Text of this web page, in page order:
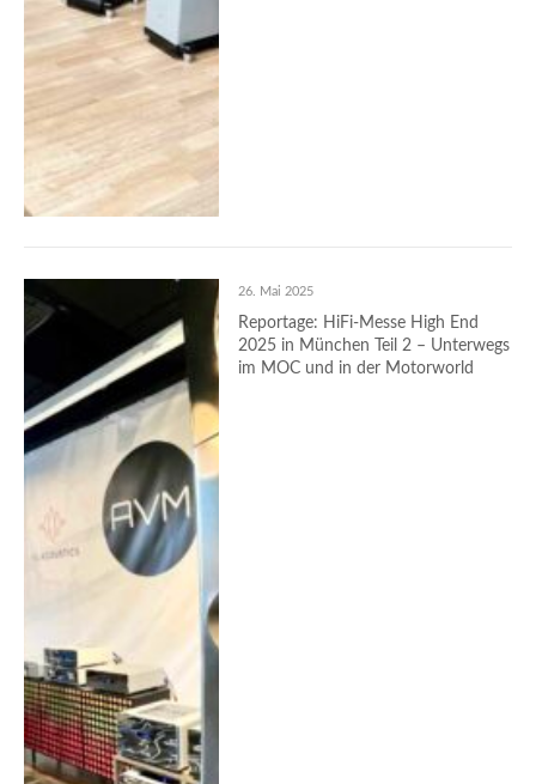
26. Mai 2025
Reportage: HiFi-Messe High End
2025 in München Teil 2 – Unterwegs
im MOC und in der Motorworld